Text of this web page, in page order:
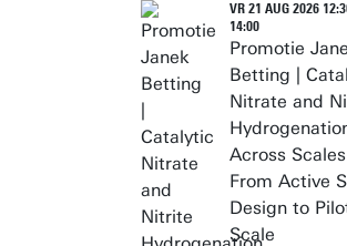
VR 21 AUG 2026
14:00
Promotie
Betting |
Nitrate and
Across
From Active
Design to
Scale